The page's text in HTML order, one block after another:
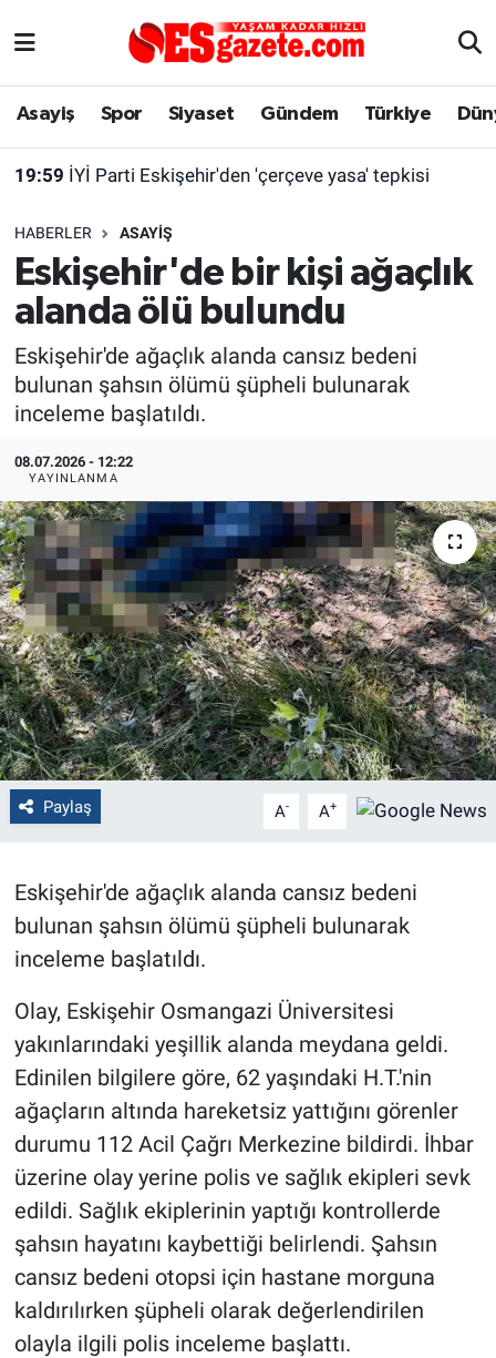
Asayiş Spor Siyaset Gündem Türkiye
19:59 İYİ Parti Eskişehir'den 'çerçeve yasa' tepkisi
HABERLER ASAYIŞ
Eskişehir'de bir kişi ağaçlık
alanda ölü bulundu
Eskişehir'de ağaçlık alanda cansız bedeni
bulunan şahsın ölümü şüpheli bulunarak
inceleme başlatıldı.
08.07.2026 - 12:22
YAYINLANMA
Paylaş A- A+
Eskişehir'de ağaçlık alanda cansız bedeni
bulunan şahsın ölümü şüpheli bulunarak
inceleme başlatıldı.
Olay, Eskişehir Osmangazi Üniversitesi
yakınlarındaki yeşillik alanda meydana geldi.
Edinilen bilgilere göre, 62 yaşındaki H.T.'nin
ağaçların altında hareketsiz yattığını görenler
durumu 112 Acil Çağrı Merkezine bildirdi. İhbar
üzerine olay yerine polis ve sağlık ekipleri sevk
edildi. Sağlık ekiplerinin yaptığı kontrollerde
şahsın hayatını kaybettiği belirlendi. Şahsın
cansız bedeni otopsi için hastane morguna
kaldırılırken şüpheli olarak değerlendirilen
olayla ilgili polis inceleme başlattı.
Asayiş
Gündem
Türkiye
Dünya
Sağlık
Alış-Veriş/İş dünyası
Yaşam
Eskişehirspor Arşivi
Eskişehir Arşivi
Röportaj
Ekonomi
Kültür Sanat
Politika
Bilecik
Kütahya
Gezi
Genel
Çevre
Magazin
Eskişehir Nöbetçi Eczaneler
Süper Lig Puan Durumu ve Fikstür
Tüm Manşetler
Son Dakika Haberleri
Haber Arşivi